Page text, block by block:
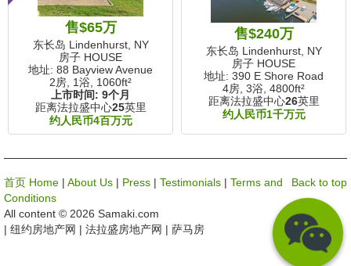
售$65万
东长岛 Lindenhurst, NY
房子 HOUSE
地址: 88 Bayview Avenue
2房, 1浴, 1060ft²
上市时间: 9个月
距离法拉盛中心25英里
约人民币4百万元
售$240万
东长岛 Lindenhurst, NY
房子 HOUSE
地址: 390 E Shore Road
4房, 3浴, 4800ft²
距离法拉盛中心26英里
约人民币1千万元
Back to top
首页 Home | About Us | Press | Testimonials | Terms and
Conditions
All content © 2026 Samaki.com
| 纽约房地产网 | 法拉盛房地产网 | 萨马房